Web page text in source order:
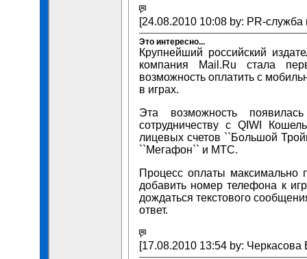
[24.08.2010 10:08 by: PR-
Это интересно...
Крупнейший российский
компания Mail.Ru стала
возможность оплатить с
в играх.
Эта возможность
сотрудничеству с QIWI
лицевых счетов ``Большой
``Мегафон`` и МТС.
Процесс оплаты максимально
добавить номер телефона к
дождаться текстового
ответ.
[17.08.2010 13:54 by: Черкасова